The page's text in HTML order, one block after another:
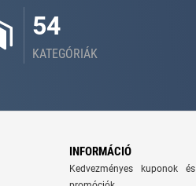
54
KATEGÓRIÁK
INFORMÁCIÓ
Kedvezményes kuponok és